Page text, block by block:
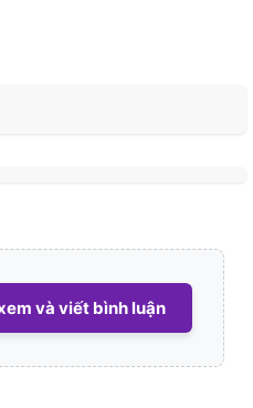
và viết bình luận